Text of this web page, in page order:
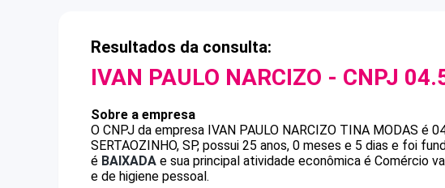
Resultados da consulta:
IVAN PAULO NARCIZO - CNPJ
Sobre a empresa
O CNPJ da empresa IVAN PAULO NARCIZO TINA MODAS é
SERTAOZINHO, SP, possui 25 anos, 0 meses e 5 dias e foi
é BAIXADA e sua principal atividade econômica é Comércio
e de higiene pessoal.